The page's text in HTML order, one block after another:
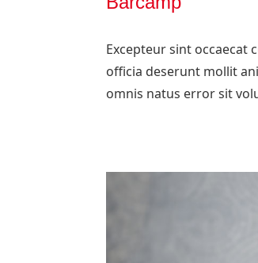
Excepteur sint occaecat
officia deserunt mollit
omnis natus error sit